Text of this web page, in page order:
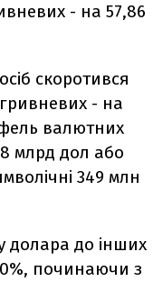
- на 57,86
скоротився
- на
валютних
млрд дол або
349 млн
долара до інших
починаючи з